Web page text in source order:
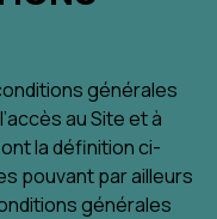
générales
au Site et à
la définition ci-
pouvant par ailleurs
générales